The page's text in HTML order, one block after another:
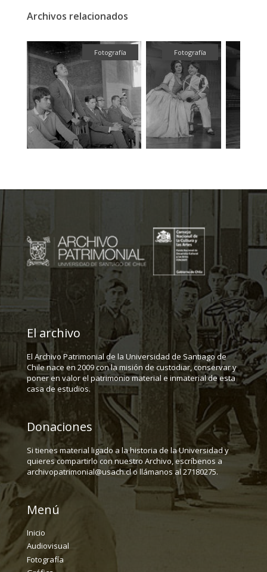
Archivos relacionados
Fotografía Fotografía
El archivo
El Archivo Patrimonial de la Universidad de Santiago de
Chile nace en 2009 con la misión de custodiar, conservar y
poner en valor el patrimonio material e inmaterial de esta
casa de estudios.
Donaciones
Si tienes material ligado a la historia de la Universidad y
quieres compartirlo con nuestro Archivo, escríbenos a
archivopatrimonial@usach.cl o llámanos al 27180275.
Menú
Inicio
Audiovisual
Fotografía